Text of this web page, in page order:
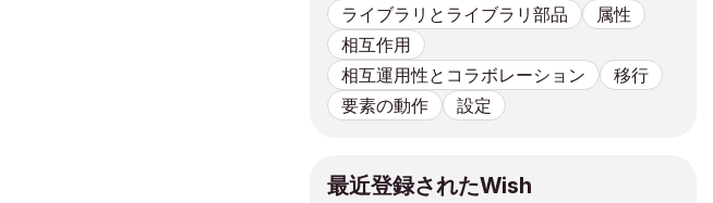
ライブラリとライブラリ部品
属性
相互作用
相互運用性とコラボレーション
移行
要素の動作
設定
最近登録されたWish